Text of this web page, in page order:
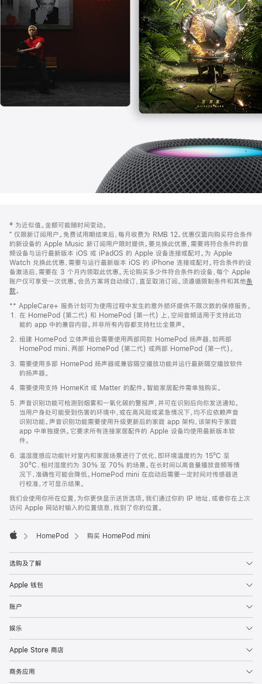
打
开)
页
页
脚
注
‡ 为近似值。金额可能随时间变动。
⁺ 仅限新订阅用户。免费试用期结束后，每月收费为 RMB 12。优惠仅面向购买符合条件
的新设备的 Apple Music 新订阅用户限时提供。要兑换此优惠，需要将符合条件的音
频设备与运行最新版本 iOS 或 iPadOS 的 Apple 设备连接或配对。为 Apple
Watch 兑换此优惠，需要与运行最新版本 iOS 的 iPhone 连接或配对。符合条件的设
备激活后，需要在 3 个月内领取此优惠。无论购买多少件符合条件的设备，每个 Apple
账户仅可享受一次优惠。会员方案将自动续订，直至取消订阅。须遵循限制条件和其他条
款。
窗
口
中
打
开)
** AppleCare+ 服务计划可为使用过程中发生的意外损坏提供不限次数的保修服务。
在 HomePod (第二代) 和 HomePod (第一代) 上，空间音频适用于支持此功
能的 app 中的兼容内容。并非所有内容都支持杜比全景声。
组建 HomePod 立体声组合需要使用两部同款 HomePod 扬声器，如两部
HomePod mini、两部 HomePod (第二代) 或两部 HomePod (第一代)。
需要使用多部 HomePod 扬声器或兼容隔空播放功能并运行最新隔空播放软件
的扬声器。
需要使用支持 HomeKit 或 Matter 的配件。智能家居配件需单独购买。
声音识别功能可检测到烟雾和一氧化碳的警报声，并可在识别后向你发送通知。
当用户身处可能受到伤害的环境中，或在高风险或紧急情况下，均不应依赖声音
识别功能。声音识别功能需要使用升级更新后的家庭 app 架构，该架构于家庭
app 中单独提供。它要求所有连接家居配件的 Apple 设备均使用最新版本软
件。
温湿度感应功能针对室内和家居场景进行了优化，即环境温度约为 15ºC 至
30ºC、相对湿度约为 30% 至 70% 的场景。在长时间以高音量播放音频等情
况下，准确性可能会降低。HomePod mini 在启动后需要一定时间对传感器进
行校准，才可显示结果。
我们会使用你所在位置，为你更快显示送货选项。我们通过你的 IP 地址，或者你在上次
访问 Apple 网站时输入的位置信息，找到了你的位置。
HomePod 购买 HomePod mini
选购及了解
Apple 钱包
账户
娱乐
Apple Store 商店
商务应用